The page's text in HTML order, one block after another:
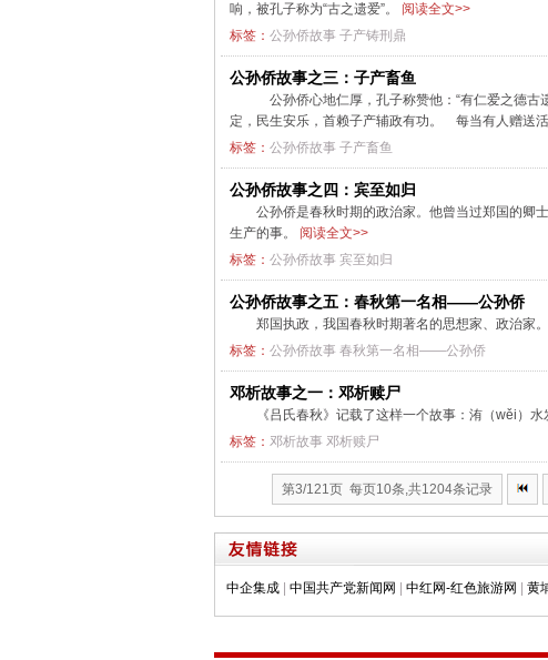
响，被孔子称为“古之遗爱”。
阅读全文>>
标签： 公孙侨故事 子产铸刑鼎
公孙侨故事之三：子产畜鱼
公孙侨心地仁厚，孔子称赞他：“有仁爱之德古
定，民生安乐，首赖子产辅政有功。 每当有人赠送
标签： 公孙侨故事 子产畜鱼
公孙侨故事之四：宾至如归
公孙侨是春秋时期的政治家。他曾当过郑国的卿
生产的事。
阅读全文>>
标签： 公孙侨故事 宾至如归
公孙侨故事之五：春秋第一名相——公孙侨
郑国执政，我国春秋时期著名的思想家、政治家。
标签： 公孙侨故事 春秋第一名相——公孙侨
邓析故事之一：邓析赎尸
《吕氏春秋》记载了这样一个故事：洧（wěi）
标签： 邓析故事 邓析赎尸
第3/121页 每页10条,共1204条记录
中企集成 中国共产党新闻网 中红网-红色旅游网 黄